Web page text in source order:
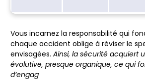
Vous incarnez la responsabilité qui
chaque accident oblige à réviser le
envisagées. Ainsi, la sécurité acquiert
évolutive, presque organique, ce qui
d’engag